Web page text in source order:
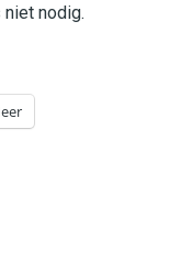
nodig.